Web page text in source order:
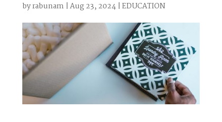
byrabunam | Aug 23, 2024| EDUCATION